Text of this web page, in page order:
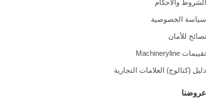
الشروط والأحكام
سياسة الخصوصية
نصائح للأمان
تقييمات Machineryline
دليل (كتالوج) العلامات التجارية
عروضنا